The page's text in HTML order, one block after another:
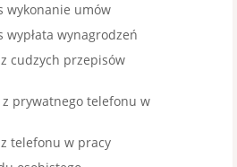
wykonanie umów
wypłata wynagrodzeń
cudzych przepisów
z prywatnego telefonu w
telefonu w pracy